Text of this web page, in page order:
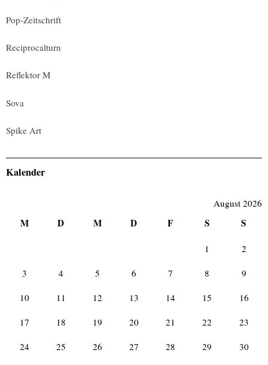
Pop-Zeitschrift
Reciprocalturn
Reflektor M
Sova
Spike Art
Kalender
August 2026
M D M D F S S
1 2
3 4 5 6 7 8 9
10 11 12 13 14 15 16
17 18 19 20 21 22 23
24 25 26 27 28 29 30